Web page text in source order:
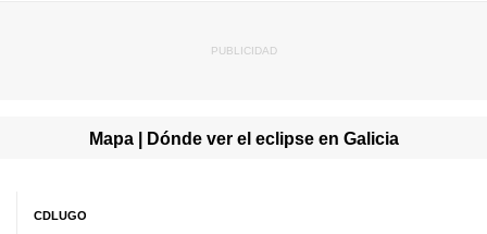
Mapa | Dónde ver el eclipse en Galicia
CDLUGO